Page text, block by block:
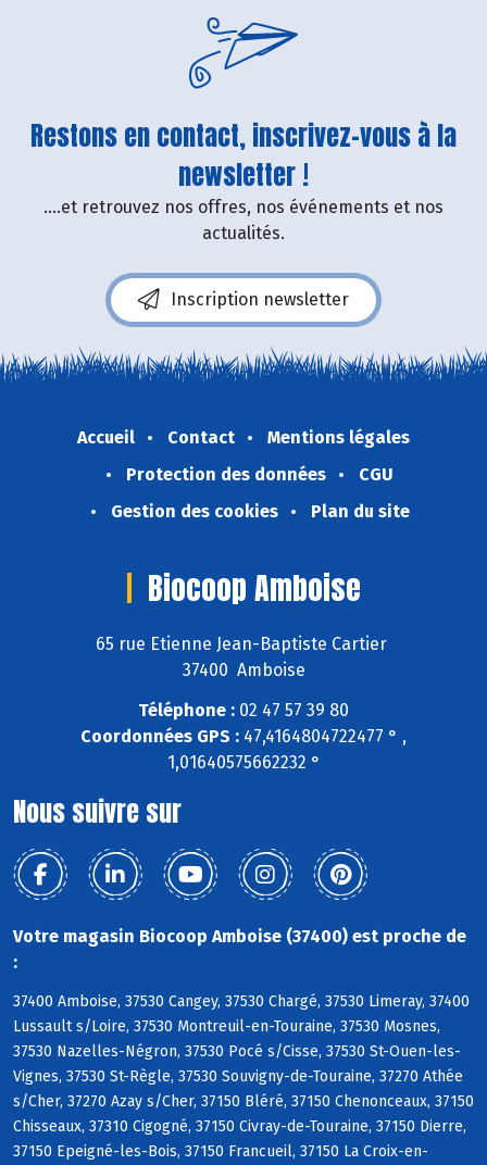
Restons en contact, inscrivez-vous à la
newsletter !
....et retrouvez nos offres, nos événements et nos
actualités.
Inscription newsletter
Accueil Contact
Mentions légales
Protection des données
CGU
Gestion des cookies
Plan du site
Biocoop Amboise
65 rue Etienne Jean-Baptiste Cartier
37400 Amboise
Téléphone : 02 47 57 39 80
Coordonnées GPS : 47,4164804722477 ° ,
1,01640575662232 °
Nous suivre sur
Votre magasin Biocoop Amboise (37400) est proche de
:
37400 Amboise, 37530 Cangey, 37530 Chargé, 37530 Limeray, 37400
Lussault s/Loire, 37530 Montreuil-en-Touraine, 37530 Mosnes,
37530 Nazelles-Négron, 37530 Pocé s/Cisse, 37530 St-Ouen-les-
Vignes, 37530 St-Règle, 37530 Souvigny-de-Touraine, 37270 Athée
s/Cher, 37270 Azay s/Cher, 37150 Bléré, 37150 Chenonceaux, 37150
Chisseaux, 37310 Cigogné, 37150 Civray-de-Touraine, 37150 Dierre,
37150 Epeigné-les-Bois, 37150 Francueil, 37150 La Croix-en-